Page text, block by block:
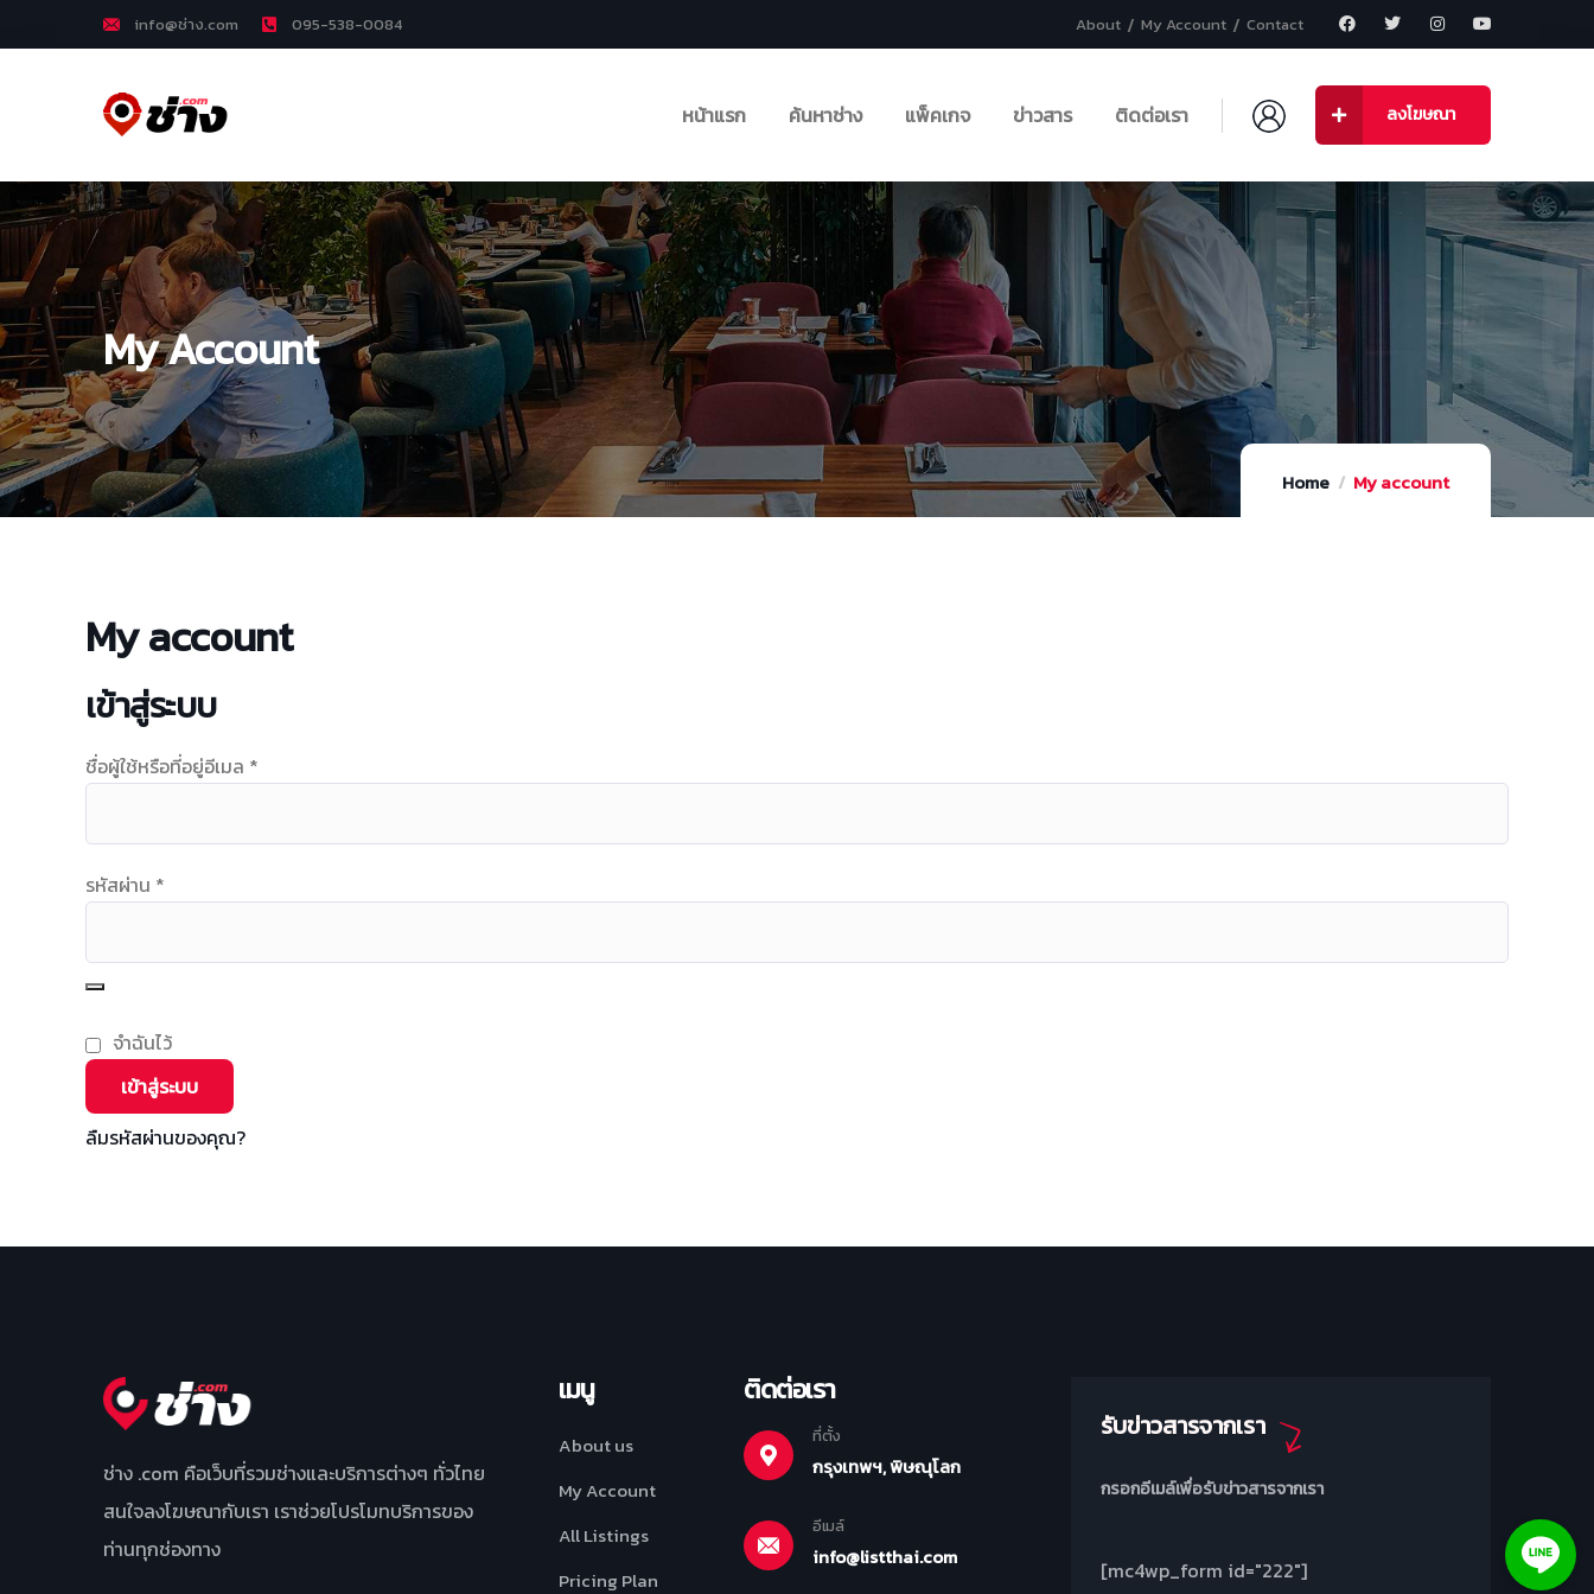
info@ช่าง.com 095-538-0084 About My Account Contact
หน้าแรก ค้นหาช่าง แพ็คเกจ ข่าวสาร ติดต่อเรา ลงโฆษณา
My Account
Home My account
My account
เข้าสู่ระบบ
ชื่อผู้ใช้หรือที่อยู่อีเมล *
รหัสผ่าน *
จำฉันไว้
เข้าสู่ระบบ
ลืมรหัสผ่านของคุณ?
ช่าง .com คือเว็บที่รวมช่างและบริการต่างๆ ทั่วไทย
สนใจลงโฆษณากับเรา เราช่วยโปรโมทบริการของ
ท่านทุกช่องทาง
เมนู
About us
My Account
All Listings
Pricing Plan
ติดต่อเรา
ที่ตั้ง
กรุงเทพฯ, พิษณุโลก
อีเมล์
info@listthai.com
รับข่าวสารจากเรา
กรอกอีเมล์เพื่อรับข่าวสารจากเรา
[mc4wp_form id="222"]